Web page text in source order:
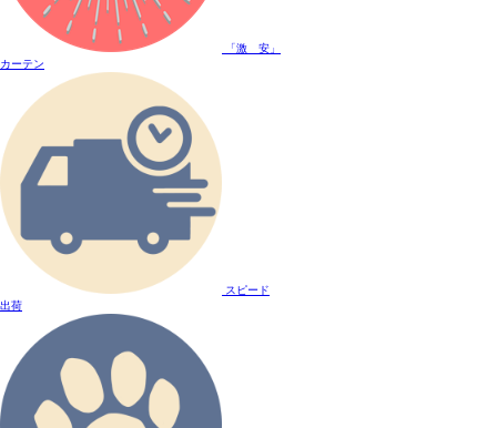
「激 安」
カーテン
スピード
出荷